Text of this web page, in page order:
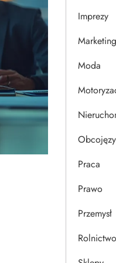
Imprezy
Marketing
Moda
Praca
Prawo
Przemysł
Rolnictwo